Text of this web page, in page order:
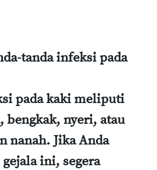
tanda infeksi pada
pada kaki meliputi
bengkak, nyeri, atau
nanah. Jika Anda
ini, segera